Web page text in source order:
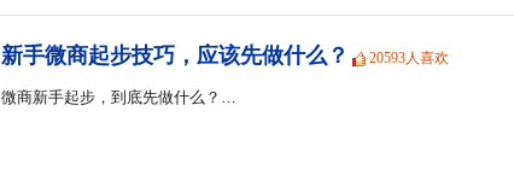
新手微商起步技巧，应该先做什么？ 20593人喜欢
微商新手起步，到底先做什么？…